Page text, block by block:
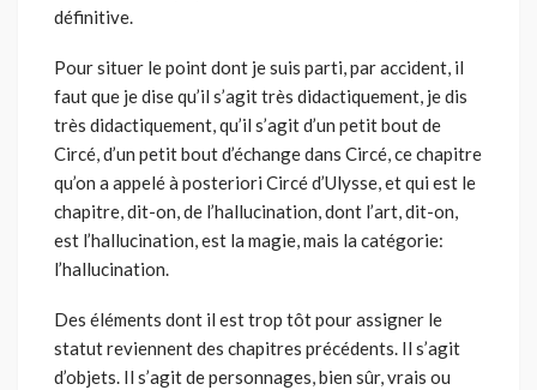
définitive.
Pour situer le point dont je suis parti, par accident, il
faut que je dise qu’il s’agit très didactiquement, je dis
très didactiquement, qu’il s’agit d’un petit bout de
Circé, d’un petit bout d’échange dans Circé, ce chapitre
qu’on a appelé à posteriori Circé d’Ulysse, et qui est le
chapitre, dit-on, de l’hallucination, dont l’art, dit-on,
est l’hallucination, est la magie, mais la catégorie:
l’hallucination.
Des éléments dont il est trop tôt pour assigner le
statut reviennent des chapitres précédents. Il s’agit
d’objets. Il s’agit de personnages, bien sûr, vrais ou